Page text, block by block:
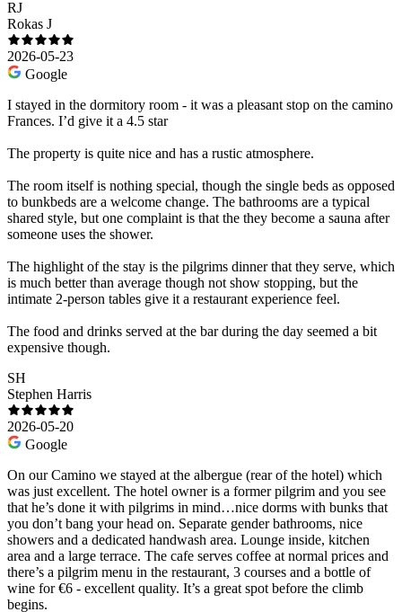
RJ
Rokas J
2026-05-23
Google
I stayed in the dormitory room - it was a pleasant stop on the camino
Frances. I’d give it a 4.5 star
The property is quite nice and has a rustic atmosphere.
The room itself is nothing special, though the single beds as opposed
to bunkbeds are a welcome change. The bathrooms are a typical
shared style, but one complaint is that the they become a sauna after
someone uses the shower.
The highlight of the stay is the pilgrims dinner that they serve, which
is much better than average though not show stopping, but the
intimate 2-person tables give it a restaurant experience feel.
The food and drinks served at the bar during the day seemed a bit
expensive though.
SH
Stephen Harris
2026-05-20
Google
On our Camino we stayed at the albergue (rear of the hotel) which
was just excellent. The hotel owner is a former pilgrim and you see
that he’s done it with pilgrims in mind…nice dorms with bunks that
you don’t bang your head on. Separate gender bathrooms, nice
showers and a dedicated handwash area. Lounge inside, kitchen
area and a large terrace. The cafe serves coffee at normal prices and
there’s a pilgrim menu in the restaurant, 3 courses and a bottle of
wine for €6 - excellent quality. It’s a great spot before the climb
begins.